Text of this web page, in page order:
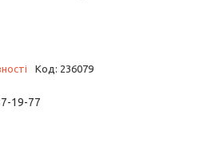
Код: 236079
19-77